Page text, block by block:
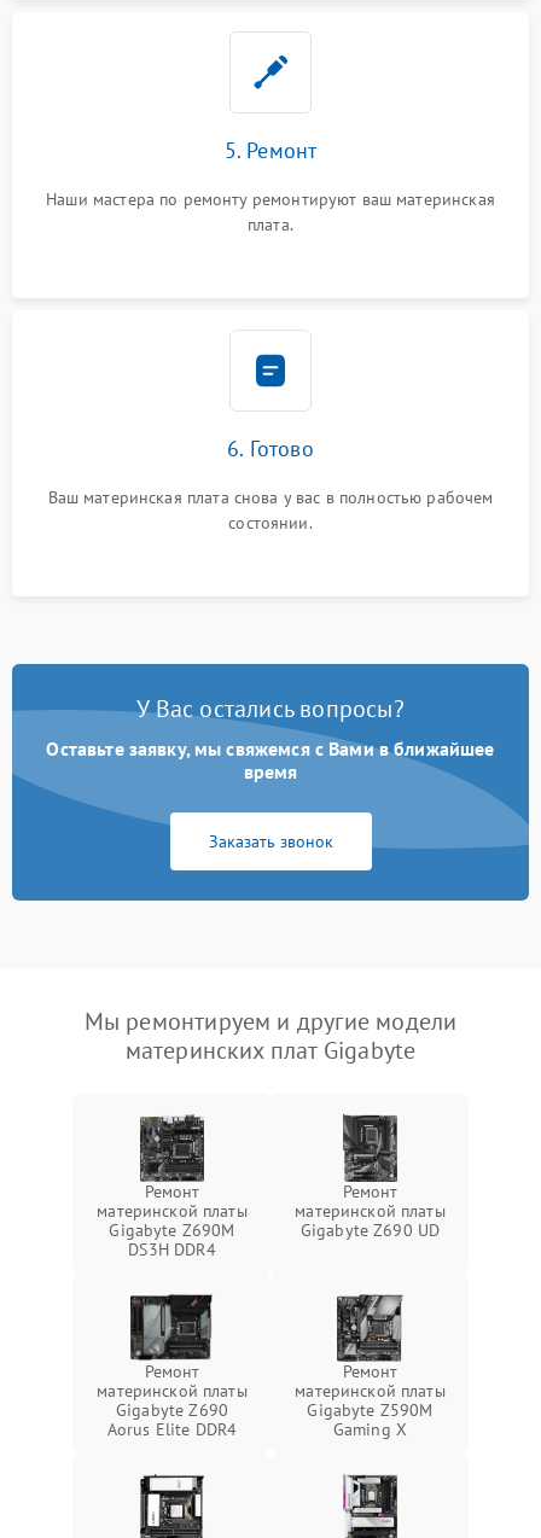
5. Ремонт
Наши мастера по ремонту ремонтируют ваш материнская
плата.
6. Готово
Ваш материнская плата снова у вас в полностью рабочем
состоянии.
У Вас остались вопросы?
Оставьте заявку, мы свяжемся с Вами в ближайшее
время
Заказать звонок
Мы ремонтируем и другие модели
материнских плат Gigabyte
Ремонт
материнской платы
Gigabyte Z690M
DS3H DDR4
Ремонт
материнской платы
Gigabyte Z690 UD
Ремонт
материнской платы
Gigabyte Z690
Aorus Elite DDR4
Ремонт
материнской платы
Gigabyte Z590M
Gaming X